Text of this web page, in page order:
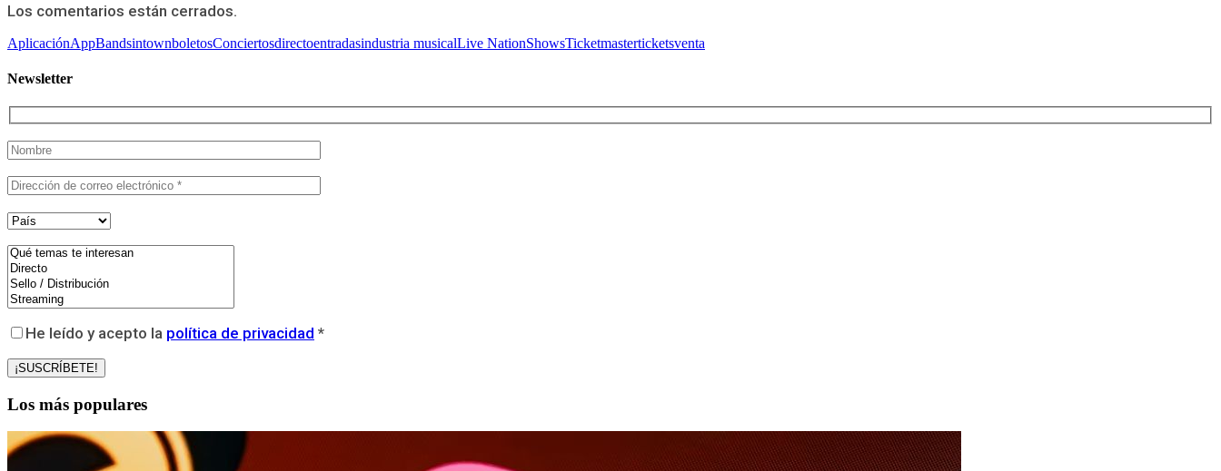
Los comentarios están cerrados.
AplicaciónAppBandsintownboletosConciertosdirectoentradasindustria musicalLive NationShowsTicketmasterticketsventa
Newsletter
He leído y acepto la política de privacidad *
Los más populares